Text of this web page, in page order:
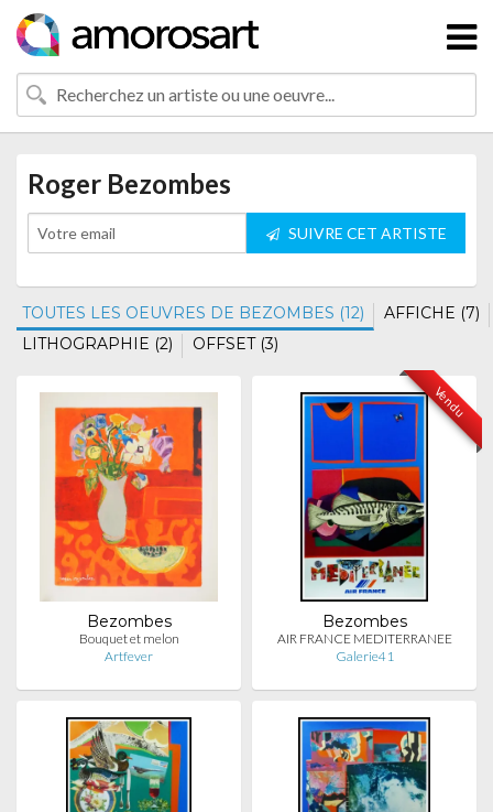
Roger Bezombes
SUIVRE CET ARTISTE
TOUTES LES OEUVRES DE BEZOMBES (12)
AFFICHE (7)
LITHOGRAPHIE (2)
OFFSET (3)
Bezombes
Bouquet et melon
Artfever
Vendu
Bezombes
AIR FRANCE MEDITERRANEE
Galerie41